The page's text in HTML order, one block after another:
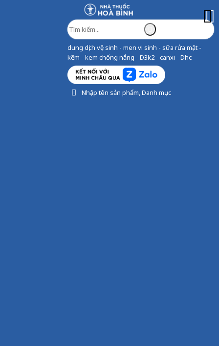
dung dịch vệ sinh - men vi sinh - sữa rửa mặt -
kẽm - kem chống nắng - D3k2 - canxi - Dhc
Nhập tên sản phẩm, Danh mục